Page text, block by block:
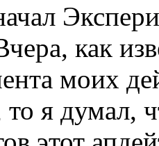
как
моих
то я думал,